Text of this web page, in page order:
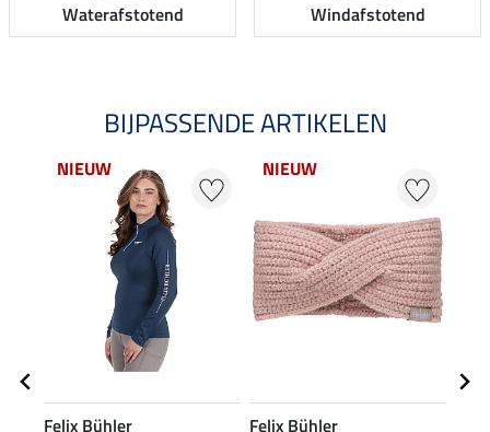
Waterafstotend Windafstotend
BIJPASSENDE ARTIKELEN
NIEUW
Felix Bühler
NIEUW
Felix Bühler